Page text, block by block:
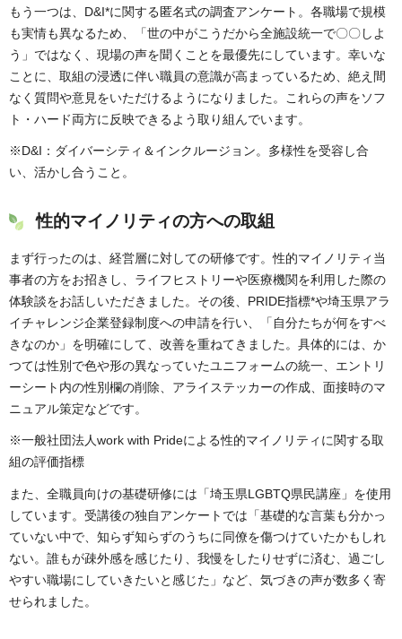
もう一つは、D&I*に関する匿名式の調査アンケート。各職場で規模
も実情も異なるため、「世の中がこうだから全施設統一で〇〇しよ
う」ではなく、現場の声を聞くことを最優先にしています。幸いな
ことに、取組の浸透に伴い職員の意識が高まっているため、絶え間
なく質問や意見をいただけるようになりました。これらの声をソフ
ト・ハード両方に反映できるよう取り組んでいます。
※D&I：ダイバーシティ＆インクルージョン。多様性を受容し合
い、活かし合うこと。
性的マイノリティの方への取組
まず行ったのは、経営層に対しての研修です。性的マイノリティ当
事者の方をお招きし、ライフヒストリーや医療機関を利用した際の
体験談をお話しいただきました。その後、PRIDE指標*や埼玉県アラ
イチャレンジ企業登録制度への申請を行い、「自分たちが何をすべ
きなのか」を明確にして、改善を重ねてきました。具体的には、か
つては性別で色や形の異なっていたユニフォームの統一、エントリ
ーシート内の性別欄の削除、アライステッカーの作成、面接時のマ
ニュアル策定などです。
※一般社団法人work with Prideによる性的マイノリティに関する取
組の評価指標
また、全職員向けの基礎研修には「埼玉県LGBTQ県民講座」を使用
しています。受講後の独自アンケートでは「基礎的な言葉も分かっ
ていない中で、知らず知らずのうちに同僚を傷つけていたかもしれ
ない。誰もが疎外感を感じたり、我慢をしたりせずに済む、過ごし
やすい職場にしていきたいと感じた」など、気づきの声が数多く寄
せられました。